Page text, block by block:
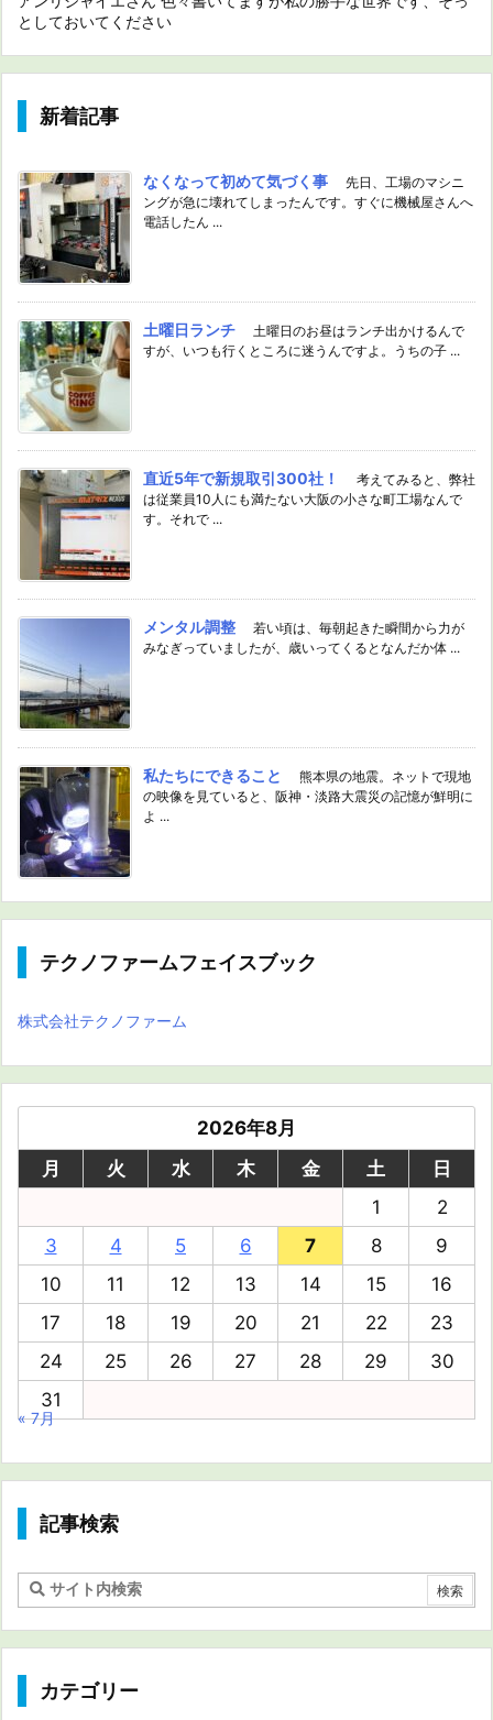
としておいてください
新着記事
なくなって初めて気づく事
先日、工場のマシニ
ングが急に壊れてしまったんです。すぐに機械屋さんへ
電話したん ...
土曜日ランチ
土曜日のお昼はランチ出かけるんで
すが、いつも行くところに迷うんですよ。うちの子 ...
直近5年で新規取引300社！
考えてみると、弊社
は従業員10人にも満たない大阪の小さな町工場なんで
す。それで ...
メンタル調整
若い頃は、毎朝起きた瞬間から力が
みなぎっていましたが、歳いってくるとなんだか体 ...
私たちにできること
熊本県の地震。ネットで現地
の映像を見ていると、阪神・淡路大震災の記憶が鮮明に
よ ...
テクノファームフェイスブック
株式会社テクノファーム
2026年8月
月
火 水 木 金 土
日
1
2
3
4 5 6 7 8
9
10
11 12 13 14 15
16
17
18 19 20 21 22
23
24
25 26 27 28 29
30
31
« 7月
記事検索
カテゴリー